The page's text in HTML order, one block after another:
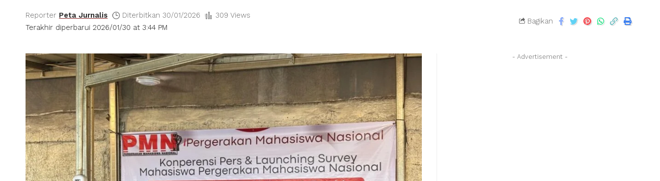
Terakhir diperbarui 2026/01/30 at 3:44 PM
Reporter Peta Jurnalis Diterbitkan 30/01/2026 309 Views
Bagikan
- Advertisement -